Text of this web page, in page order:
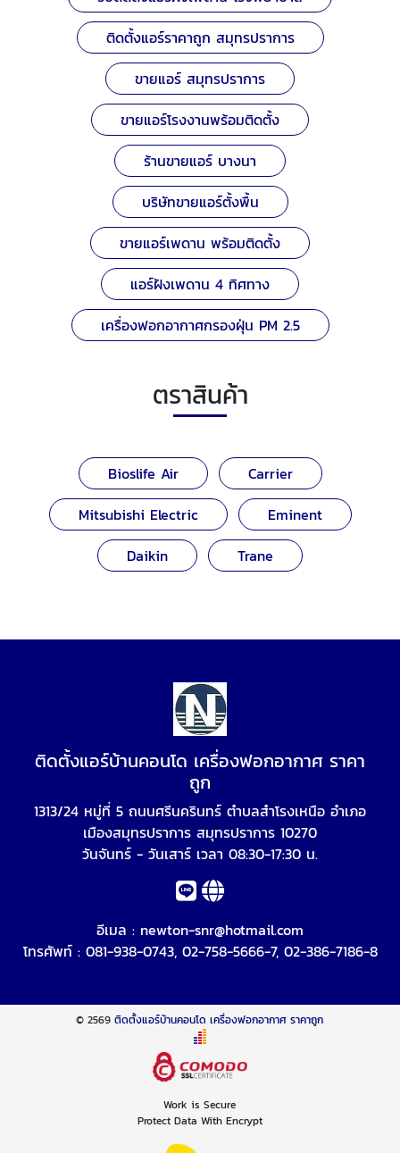
ติดตั้งแอร์ราคาถูก สมุทรปราการ
ขายแอร์ สมุทรปราการ
ขายแอร์โรงงานพร้อมติดตั้ง
ร้านขายแอร์ บางนา
บริษัทขายแอร์ตั้งพื้น
ขายแอร์เพดาน พร้อมติดตั้ง
แอร์ฝังเพดาน 4 ทิศทาง
เครื่องฟอกอากาศกรองฝุ่น PM 2.5
ตราสินค้า
Bioslife Air
Carrier
Mitsubishi Electric
Eminent
Daikin
Trane
ติดตั้งแอร์บ้านคอนโด เครื่องฟอกอากาศ ราคา
ถูก
1313/24 หมู่ที่ 5 ถนนศรีนครินทร์ ตำบลสำโรงเหนือ อำเภอ
เมืองสมุทรปราการ สมุทรปราการ 10270
วันจันทร์ - วันเสาร์ เวลา 08:30-17:30 น.
อีเมล : newton-snr@hotmail.com
โทรศัพท์ : 081-938-0743, 02-758-5666-7, 02-386-7186-8
© 2569ติดตั้งแอร์บ้านคอนโด เครื่องฟอกอากาศ ราคาถูก
Work is Secure
Protect Data With Encrypt